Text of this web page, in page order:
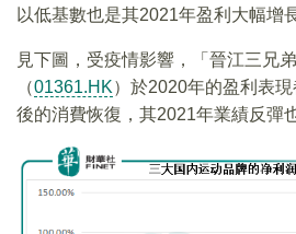
以低基數也是其2021年盈利大幅增
見下圖，受疫情影響，「晉江三兄
（01361.HK）於2020年的盈利表
後的消費恢復，其2021年業績反彈